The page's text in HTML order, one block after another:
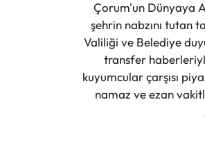
Çorum'un Dünyaya
şehrin nabzını tutan
Valiliği ve Belediye
transfer
kuyumcular çarşısı
namaz ve ezan